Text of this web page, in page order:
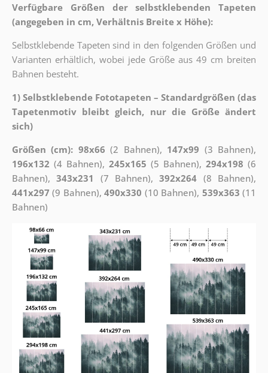
Verfügbare Größen der selbstklebenden Tapeten
(angegeben in cm, Verhältnis Breite x Höhe):
Selbstklebende Tapeten sind in den folgenden Größen und
Varianten erhältlich, wobei jede Größe aus 49 cm breiten
Bahnen besteht.
1) Selbstklebende Fototapeten – Standardgrößen (das
Tapetenmotiv bleibt gleich, nur die Größe ändert
sich)
Größen (cm): 98x66 (2 Bahnen), 147x99 (3 Bahnen),
196x132 (4 Bahnen), 245x165 (5 Bahnen),294x198 (6
Bahnen),343x231 (7 Bahnen),392x264 (8 Bahnen),
441x297 (9 Bahnen),490x330 (10 Bahnen), 539x363 (11
Bahnen)